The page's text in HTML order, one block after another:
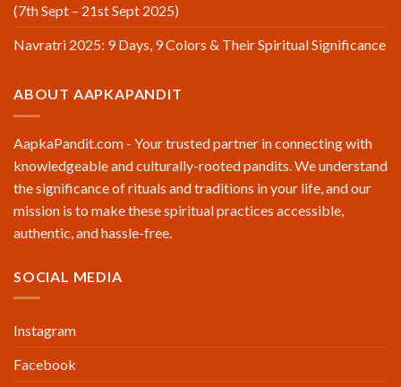
(7th Sept – 21st Sept 2025)
Navratri 2025: 9 Days, 9 Colors & Their Spiritual Significance
ABOUT AAPKAPANDIT
AapkaPandit.com - Your trusted partner in connecting with
knowledgeable and culturally-rooted pandits. We understand
the significance of rituals and traditions in your life, and our
mission is to make these spiritual practices accessible,
authentic, and hassle-free.
SOCIAL MEDIA
Instagram
Facebook